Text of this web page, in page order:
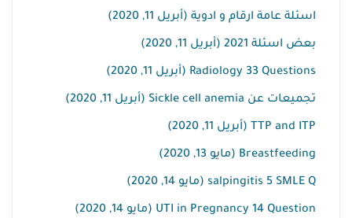
اسئلة عامة ارقام و ادوية (أبريل 11, 2020)
بعض اسئلة 2021 (أبريل 11, 2020)
Radiology 33 Questions (أبريل 11, 2020)
تجميعات عن Sickle cell anemia (أبريل 11, 2020)
TTP and ITP (أبريل 11, 2020)
Breastfeeding (مايو 13, 2020)
salpingitis 5 SMLE Q (مايو 14, 2020)
UTI in Pregnancy 14 Question (مايو 14, 2020)